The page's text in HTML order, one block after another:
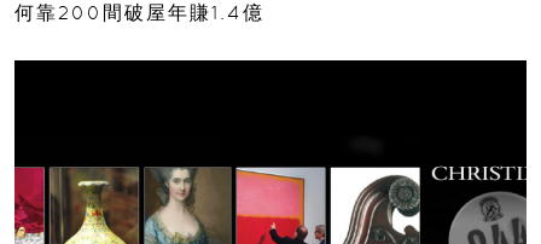
何靠200間破屋年賺1.4億